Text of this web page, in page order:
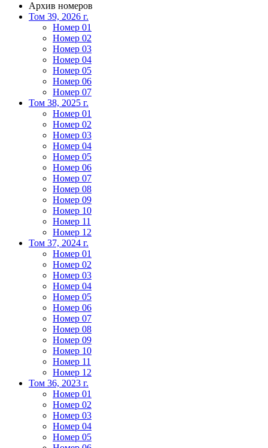
Архив номеров
Том 39, 2026 г.
Номер 01
Номер 02
Номер 03
Номер 04
Номер 05
Номер 06
Номер 07
Том 38, 2025 г.
Номер 01
Номер 02
Номер 03
Номер 04
Номер 05
Номер 06
Номер 07
Номер 08
Номер 09
Номер 10
Номер 11
Номер 12
Том 37, 2024 г.
Номер 01
Номер 02
Номер 03
Номер 04
Номер 05
Номер 06
Номер 07
Номер 08
Номер 09
Номер 10
Номер 11
Номер 12
Том 36, 2023 г.
Номер 01
Номер 02
Номер 03
Номер 04
Номер 05